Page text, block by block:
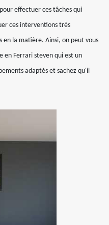
effectuer ces tâches qui
ces interventions très
la matière. Ainsi, on peut vous
en Ferrari steven qui est un
adaptés et sachez qu'il